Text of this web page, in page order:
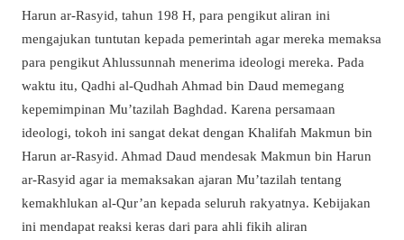
Harun ar-Rasyid, tahun 198 H, para pengikut aliran ini
mengajukan tuntutan kepada pemerintah agar mereka memaksa
para pengikut Ahlussunnah menerima ideologi mereka. Pada
waktu itu, Qadhi al-Qudhah Ahmad bin Daud memegang
kepemimpinan Mu’tazilah Baghdad. Karena persamaan
ideologi, tokoh ini sangat dekat dengan Khalifah Makmun bin
Harun ar-Rasyid. Ahmad Daud mendesak Makmun bin Harun
ar-Rasyid agar ia memaksakan ajaran Mu’tazilah tentang
kemakhlukan al-Qur’an kepada seluruh rakyatnya. Kebijakan
ini mendapat reaksi keras dari para ahli fikih aliran